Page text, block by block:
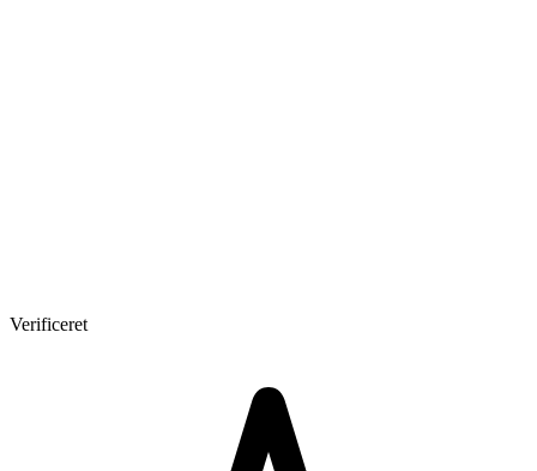
Verificeret